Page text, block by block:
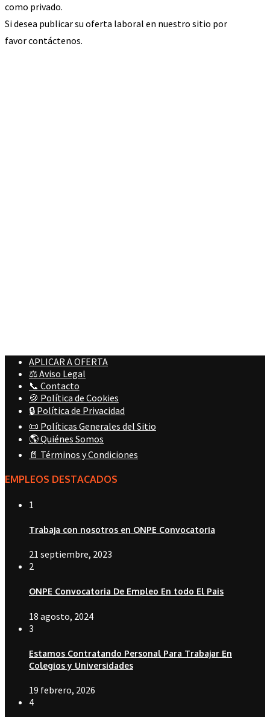
como privado.
Si desea publicar su oferta laboral en nuestro sitio por
favor contáctenos.
APLICAR A OFERTA
⚖️ Aviso Legal
📞 Contacto
🍪 Política de Cookies
🔒 Política de Privacidad
📜 Políticas Generales del Sitio
🌎 Quiénes Somos
📄 Términos y Condiciones
EMPLEOS DESTACADOS
1
Trabaja con nosotros en ONPE Convocatoria
21 septiembre, 2023
2
ONPE Convocatoria De Empleo En todo El Pais
18 agosto, 2024
3
Estamos Contratando Personal Para Trabajar En
Colegios y Universidades
19 febrero, 2026
4